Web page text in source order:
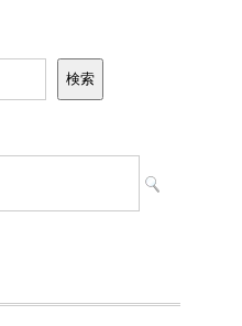
検索